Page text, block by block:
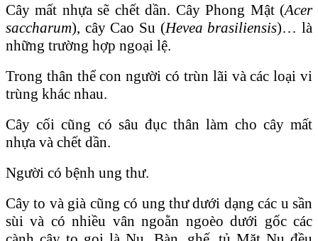
Cây mất nhựa sẽ chết dần. Cây Phong Mật (Acer
saccharum), cây Cao Su (Hevea brasiliensis)… là
những trường hợp ngoại lệ.
Trong thân thể con người có trùn lãi và các loại vi
trùng khác nhau.
Cây cối cũng có sâu đục thân làm cho cây mất
nhựa và chết dần.
Người có bệnh ung thư.
Cây to và già cũng có ung thư dưới dạng các u sần
sùi và có nhiều vân ngoằn ngoèo dưới gốc các